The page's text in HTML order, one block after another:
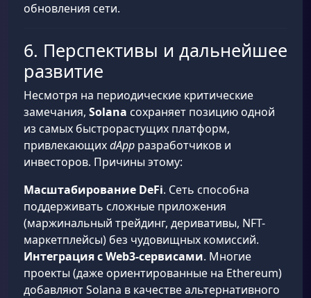
обновления сети.
6. Перспективы и дальнейшее
развитие
Несмотря на периодические критические
замечания, Solana сохраняет позицию одной
из самых быстрорастущих платформ,
привлекающихdApp разработчиков и
инвесторов. Причины этому:
Масштабирование DeFi. Сеть способна
поддерживать сложные приложения
(маржинальный трейдинг, деривативы, NFT-
маркетплейсы) без чудовищных комиссий.
Интеграция с Web3-сервисами. Многие
проекты (даже ориентированные на Ethereum)
добавляют Solana в качестве альтернативного